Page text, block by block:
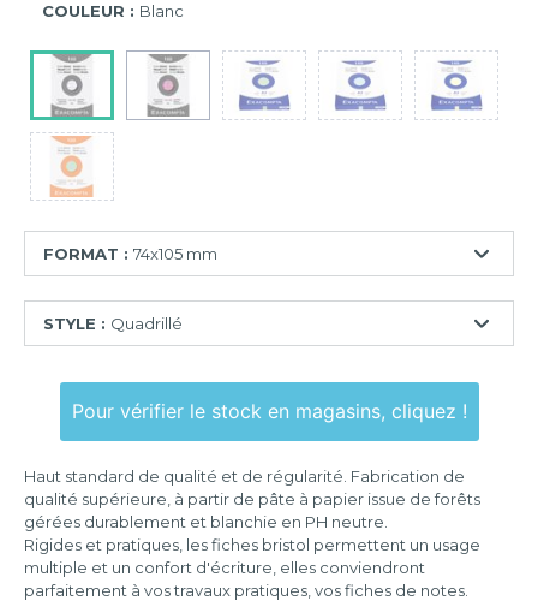
COULEUR : Blanc
FORMAT : 74x105 mm
mm
105x148
mm
125x200
mm
STYLE : Quadrillé
Quadrillé
perforé
Uni
Uni
perforé
Pour vérifier le stock en magasins, cliquez !
Haut standard de qualité et de régularité. Fabrication de
qualité supérieure, à partir de pâte à papier issue de forêts
gérées durablement et blanchie en PH neutre.
Rigides et pratiques, les fiches bristol permettent un usage
multiple et un confort d'écriture, elles conviendront
parfaitement à vos travaux pratiques, vos fiches de notes.